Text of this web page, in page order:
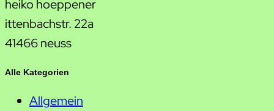
heiko hoeppener
ittenbachstr. 22a
41466 neuss
Alle Kategorien
Allgemein